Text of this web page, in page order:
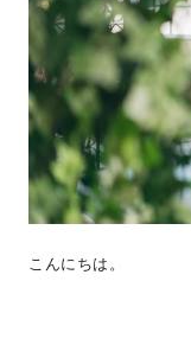
こんにちは。